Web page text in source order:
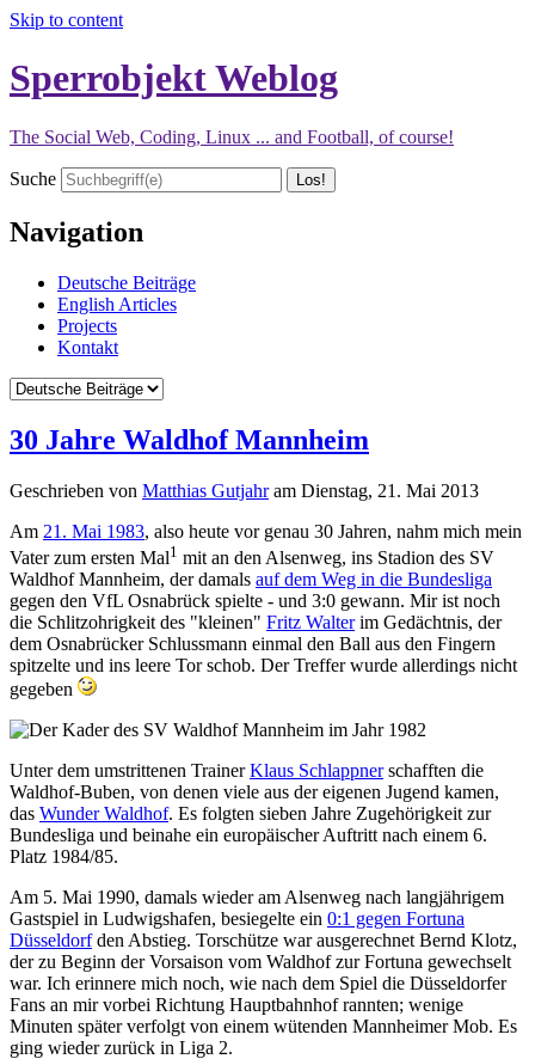
Skip to content
Sperrobjekt Weblog
The Social Web, Coding, Linux ... and Football, of course!
Suche
Navigation
Deutsche Beiträge
English Articles
Projects
Kontakt
30 Jahre Waldhof Mannheim
Geschrieben von Matthias Gutjahram Dienstag, 21. Mai 2013
Am 21. Mai 1983, also heute vor genau 30 Jahren, nahm mich mein
Vater zum ersten Mal1 mit an den Alsenweg, ins Stadion des SV
Waldhof Mannheim, der damals auf dem Weg in die Bundesliga
gegen den VfL Osnabrück spielte - und 3:0 gewann. Mir ist noch
die Schlitzohrigkeit des "kleinen" Fritz Walterim Gedächtnis, der
dem Osnabrücker Schlussmann einmal den Ball aus den Fingern
spitzelte und ins leere Tor schob. Der Treffer wurde allerdings nicht
gegeben
Unter dem umstrittenen TrainerKlaus Schlappnerschafften die
Waldhof-Buben, von denen viele aus der eigenen Jugend kamen,
das Wunder Waldhof. Es folgten sieben Jahre Zugehörigkeit zur
Bundesliga und beinahe ein europäischer Auftritt nach einem 6.
Platz 1984/85.
Am 5. Mai 1990, damals wieder am Alsenweg nach langjährigem
Gastspiel in Ludwigshafen, besiegelte ein 0:1 gegen Fortuna
Düsseldorfden Abstieg. Torschütze war ausgerechnet Bernd Klotz,
der zu Beginn der Vorsaison vom Waldhof zur Fortuna gewechselt
war. Ich erinnere mich noch, wie nach dem Spiel die Düsseldorfer
Fans an mir vorbei Richtung Hauptbahnhof rannten; wenige
Minuten später verfolgt von einem wütenden Mannheimer Mob. Es
ging wieder zurück in Liga 2.